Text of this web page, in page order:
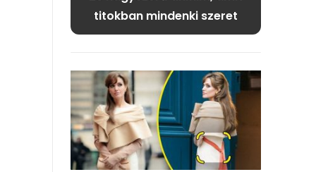
titokban mindenki szeret